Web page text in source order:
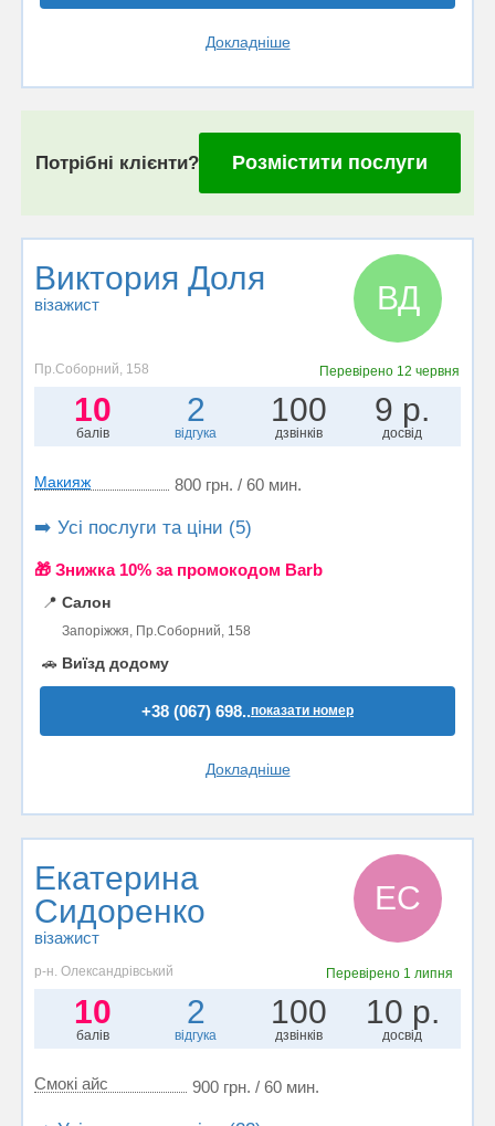
Докладніше
Потрібні клієнти? Розмістити послуги
Виктория Доля
візажист ВД
Пр.Соборний, 158 Перевірено 12 червня
10
балів
2
відгука
100
дзвінків
9 р.
досвід
Макияж 800 грн. / 60 мин.
➡️ Усі послуги та ціни (5)
🎁 Знижка 10% за промокодом Barb
📍 Салон
Запоріжжя, Пр.Соборний, 158
🚗 Виїзд додому
+38 (067) 698..показати номер
Докладніше
Екатерина
Сидоренко
візажист
ЕС
р-н. Олександрівський Перевірено 1 липня
10
балів
2
відгука
100
дзвінків
10 р.
досвід
Смокі айс 900 грн. / 60 мин.